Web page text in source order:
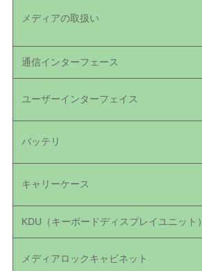
メディアの取扱い
通信インターフェース
ユーザーインターフェイス
バッテリ
キャリーケース
KDU（キーボードディスプレイユニット）
メディアロックキャビネット